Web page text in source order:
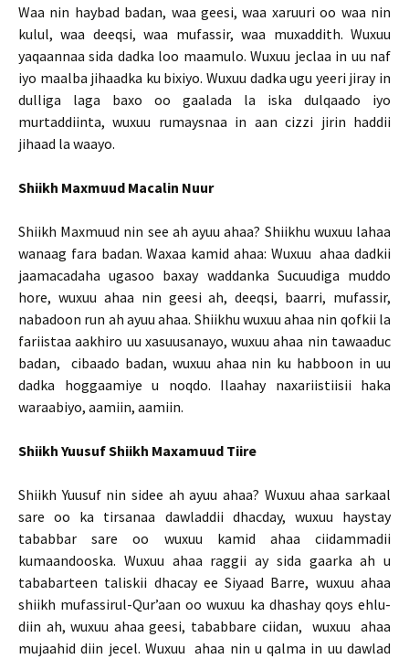
Waa nin haybad badan, waa geesi, waa xaruuri oo waa nin
kulul, waa deeqsi, waa mufassir, waa muxaddith. Wuxuu
yaqaannaa sida dadka loo maamulo. Wuxuu jeclaa in uu naf
iyo maalba jihaadka ku bixiyo. Wuxuu dadka ugu yeeri jiray in
dulliga laga baxo oo gaalada la iska dulqaado iyo
murtaddiinta, wuxuu rumaysnaa in aan cizzi jirin haddii
jihaad la waayo.
Shiikh Maxmuud Macalin Nuur
Shiikh Maxmuud nin see ah ayuu ahaa? Shiikhu wuxuu lahaa
wanaag fara badan. Waxaa kamid ahaa: Wuxuu ahaa dadkii
jaamacadaha ugasoo baxay waddanka Sucuudiga muddo
hore, wuxuu ahaa nin geesi ah, deeqsi, baarri, mufassir,
nabadoon run ah ayuu ahaa. Shiikhu wuxuu ahaa nin qofkii la
fariistaa aakhiro uu xasuusanayo, wuxuu ahaa nin tawaaduc
badan, cibaado badan, wuxuu ahaa nin ku habboon in uu
dadka hoggaamiye u noqdo. Ilaahay naxariistiisii haka
waraabiyo, aamiin, aamiin.
Shiikh Yuusuf Shiikh Maxamuud Tiire
Shiikh Yuusuf nin sidee ah ayuu ahaa? Wuxuu ahaa sarkaal
sare oo ka tirsanaa dawladdii dhacday, wuxuu haystay
tababbar sare oo wuxuu kamid ahaa ciidammadii
kumaandooska. Wuxuu ahaa raggii ay sida gaarka ah u
tababarteen taliskii dhacay ee Siyaad Barre, wuxuu ahaa
shiikh mufassirul-Qur’aan oo wuxuu ka dhashay qoys ehlu-
diin ah, wuxuu ahaa geesi, tababbare ciidan, wuxuu ahaa
mujaahid diin jecel. Wuxuu ahaa nin u qalma in uu dawlad